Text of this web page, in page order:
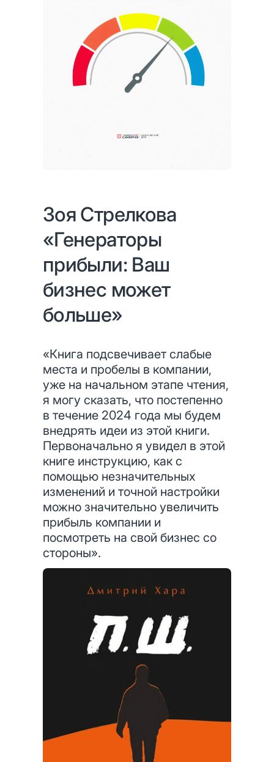
Зоя Стрелкова
«Генераторы
прибыли: Ваш
бизнес может
больше»
«Книга подсвечивает слабые
места и пробелы в компании,
уже на начальном этапе чтения,
я могу сказать, что постепенно
в течение 2024 года мы будем
внедрять идеи из этой книги.
Первоначально я увидел в этой
книге инструкцию, как с
помощью незначительных
изменений и точной настройки
можно значительно увеличить
прибыль компании и
посмотреть на свой бизнес со
стороны».